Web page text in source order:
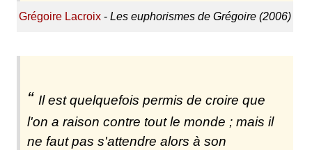
Grégoire Lacroix- Les euphorismes de Grégoire (2006)
Il est quelquefois permis de croire que
l'on a raison contre tout le monde ; mais il
ne faut pas s'attendre alors à son